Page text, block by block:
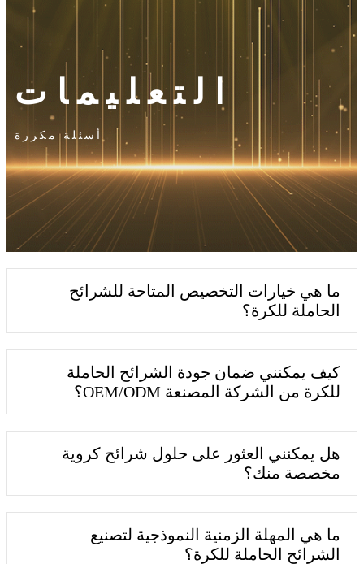
التعليمات
أسئلة مكررة
ما هي خيارات التخصيص المتاحة للشرائح
الحاملة للكرة؟
كيف يمكنني ضمان جودة الشرائح الحاملة
للكرة من الشركة المصنعة OEM/ODM؟
هل يمكنني العثور على حلول شرائح كروية
مخصصة منك؟
ما هي المهلة الزمنية النموذجية لتصنيع
الشرائح الحاملة للكرة؟